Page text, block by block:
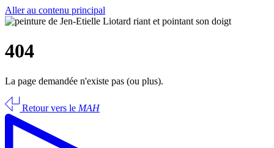
Aller au contenu principal
404
La page demandée n'existe pas (ou plus).
Retour vers le MAH